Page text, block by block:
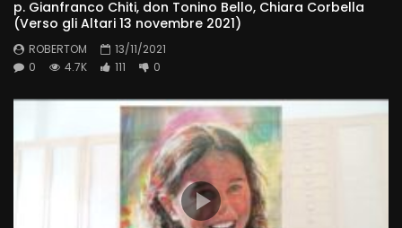
p. Gianfranco Chiti, don Tonino Bello, Chiara Corbella
(Verso gli Altari 13 novembre 2021)
ROBERTOM
13/11/2021
0
4.7K 111 0